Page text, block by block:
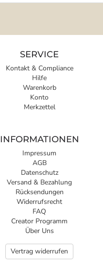
SERVICE
Kontakt & Compliance
Hilfe
Warenkorb
Konto
Merkzettel
INFORMATIONEN
Impressum
AGB
Datenschutz
Versand & Bezahlung
Rücksendungen
Widerrufsrecht
FAQ
Creator Programm
Über Uns
Vertrag widerrufen